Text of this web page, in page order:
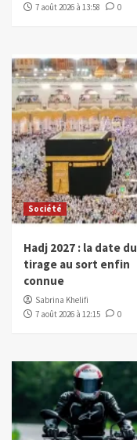
7 août 2026 à 13:58
0
Société
Hadj 2027 : la date du
tirage au sort enfin
connue
Sabrina Khelifi
7 août 2026 à 12:15
0